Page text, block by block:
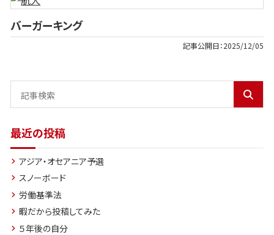
バーガーキング
記事公開日：2025/12/05
最近の投稿
アジア・オセアニア予選
スノーボード
労働基準法
暇だから投稿してみた
５年後の自分